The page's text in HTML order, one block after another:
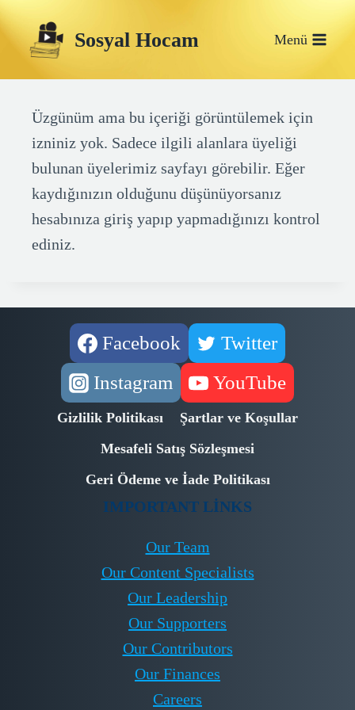
Skip
to
content
Sosyal Hocam Menü
Üzgünüm ama bu içeriği görüntülemek için
izniniz yok. Sadece ilgili alanlara üyeliği
bulunan üyelerimiz sayfayı görebilir. Eğer
kaydığınızın olduğunu düşünüyorsanız
hesabınıza giriş yapıp yapmadığınızı kontrol
ediniz.
Facebook
Twitter
Instagram
YouTube
Gizlilik Politikası
Şartlar ve Koşullar
Mesafeli Satış Sözleşmesi
Geri Ödeme ve İade Politikası
IMPORTANT LINKS
Our Team
Our Content Specialists
Our Leadership
Our Supporters
Our Contributors
Our Finances
Careers